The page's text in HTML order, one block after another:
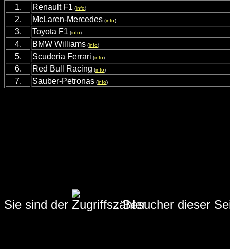
1. Renault F1 (info)
2. McLaren-Mercedes (info)
3. Toyota F1 (info)
4. BMW Williams (info)
5. Scuderia Ferrari (info)
6. Red Bull Racing (info)
7. Sauber-Petronas (info)
Sie sind der .Besucher dieser